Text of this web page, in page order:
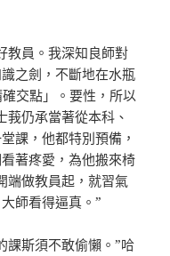
教員。我深知良師對
之劍，不斷地在水瓶
交點」。要性，所以
莪仍承當著從本科、
課，他都特別預備，
著疼愛，為他搬來椅
端做教員起，就習氣
師看得逼真。”
課斯須不敢偷懶。”哈